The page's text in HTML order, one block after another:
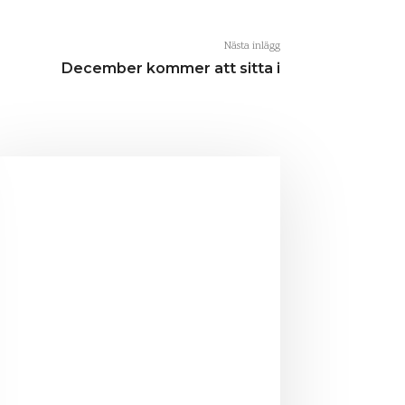
Nästa inlägg
December kommer att sitta i